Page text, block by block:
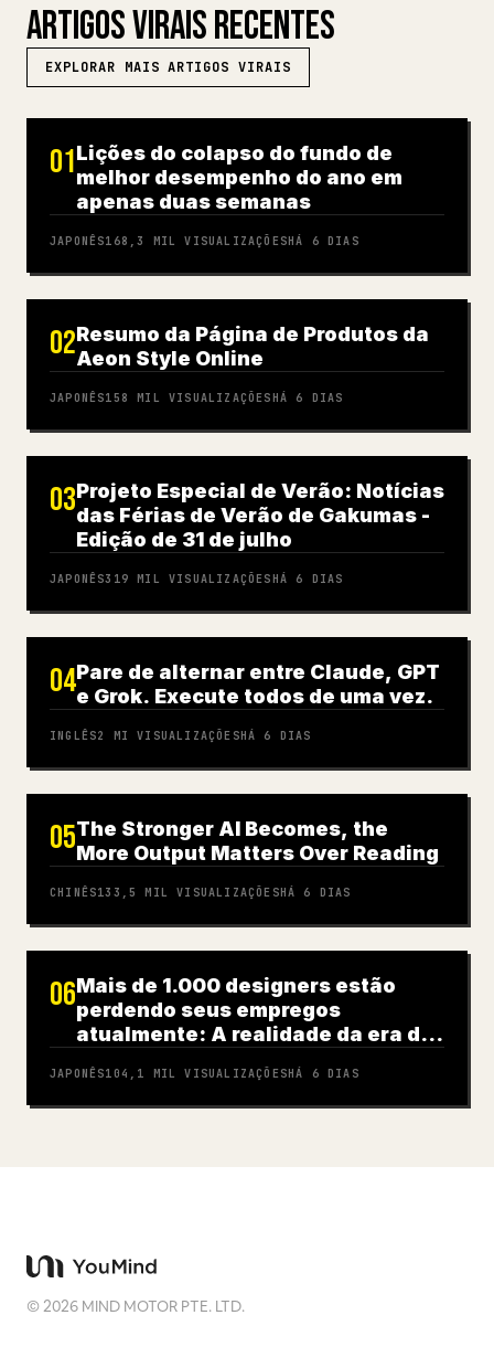
ARTIGOS VIRAIS RECENTES
EXPLORAR MAIS ARTIGOS VIRAIS
01Lições do colapso do fundo de
melhor desempenho do ano em
apenas duas semanas
JAPONÊS168,3 MIL VISUALIZAÇÕESHÁ 6 DIAS
02Resumo da Página de Produtos da
Aeon Style Online
JAPONÊS158 MIL VISUALIZAÇÕESHÁ 6 DIAS
03Projeto Especial de Verão: Notícias
das Férias de Verão de Gakumas -
Edição de 31 de julho
JAPONÊS319 MIL VISUALIZAÇÕESHÁ 6 DIAS
04Pare de alternar entre Claude, GPT
e Grok. Execute todos de uma vez.
INGLÊS2 MI VISUALIZAÇÕESHÁ 6 DIAS
05The Stronger AI Becomes, the
More Output Matters Over Reading
CHINÊS133,5 MIL VISUALIZAÇÕESHÁ 6 DIAS
06Mais de 1.000 designers estão
perdendo seus empregos
atualmente: A realidade da era da
JAPONÊS104,1 MIL VISUALIZAÇÕESHÁ 6 DIAS
©2026 MIND MOTOR PTE. LTD.